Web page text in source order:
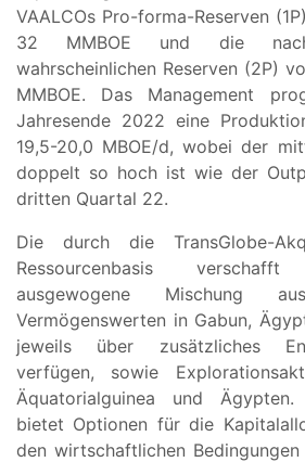
VAALCOs Pro-forma-Reserven
32 MMBOE und die
wahrscheinlichen Reserven (2P)
MMBOE. Das Management
Jahresende 2022 eine
19,5-20,0 MBOE/d, wobei der
doppelt so hoch ist wie der
dritten Quartal 22.
Die durch die TransGlobe-
Ressourcenbasis
ausgewogene Mischung
Vermögenswerten in Gabun,
jeweils über zusätzliches
verfügen, sowie
Äquatorialguinea und
bietet Optionen für die
den wirtschaftlichen